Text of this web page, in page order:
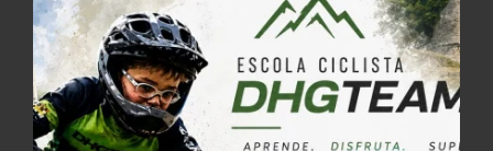
outro peralte de dereitas no que hai que ir
moi embalado para encarar un salto largo e
facer un step-up de rampa tipo dirt de 4
metros. Descendemos lixeiramente hacia
outro sector, despois de cruzar o camiño